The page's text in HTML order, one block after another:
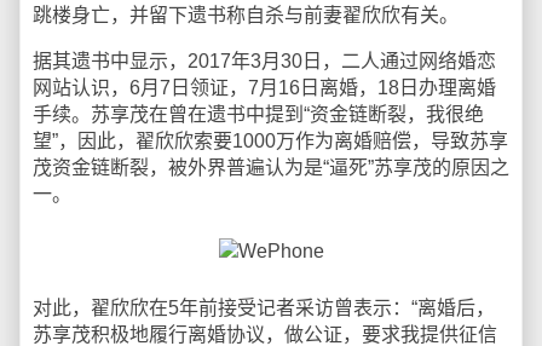
跳楼身亡，并留下遗书称自杀与前妻翟欣欣有关。
据其遗书中显示，2017年3月30日，二人通过网络婚恋
网站认识，6月7日领证，7月16日离婚，18日办理离婚
手续。苏享茂在曾在遗书中提到“资金链断裂，我很绝
望”，因此，翟欣欣索要1000万作为离婚赔偿，导致苏享
茂资金链断裂，被外界普遍认为是“逼死”苏享茂的原因之
一。
对此，翟欣欣在5年前接受记者采访曾表示：“离婚后，
苏享茂积极地履行离婚协议，做公证，要求我提供征信